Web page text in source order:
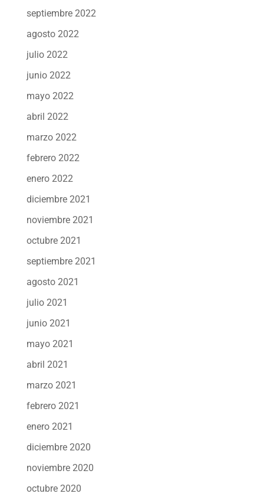
septiembre 2022
agosto 2022
julio 2022
junio 2022
mayo 2022
abril 2022
marzo 2022
febrero 2022
enero 2022
diciembre 2021
noviembre 2021
octubre 2021
septiembre 2021
agosto 2021
julio 2021
junio 2021
mayo 2021
abril 2021
marzo 2021
febrero 2021
enero 2021
diciembre 2020
noviembre 2020
octubre 2020